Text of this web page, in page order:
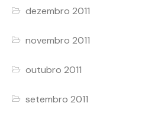
dezembro 2011
novembro 2011
outubro 2011
setembro 2011